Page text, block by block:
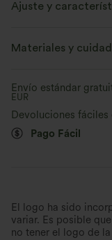
Ajuste y
Corte ajustado
Elástico en 4 direcciones
Materiales y
Envío estándar
EUR
Devoluciones fáciles
Pago Fácil
El logo ha sido
variar. Es posible
no tener el logo de la